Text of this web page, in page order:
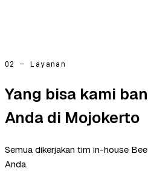
02 — Layanan
Yang bisa kami
Anda di Mojokerto
Semua dikerjakan tim in-house
Anda.